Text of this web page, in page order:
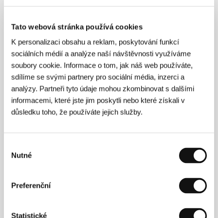
Tato webová stránka používá cookies
K personalizaci obsahu a reklam, poskytování funkcí
sociálních médií a analýze naší návštěvnosti využíváme
soubory cookie. Informace o tom, jak náš web používáte,
sdílíme se svými partnery pro sociální média, inzerci a
analýzy. Partneři tyto údaje mohou zkombinovat s dalšími
informacemi, které jste jim poskytli nebo které získali v
důsledku toho, že používáte jejich služby.
souhlasu
Nutné
Preferenční
Statistické